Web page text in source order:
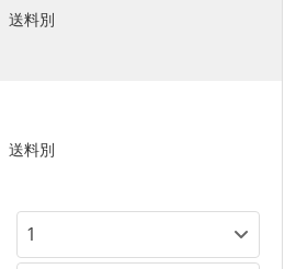
送料別
送料別